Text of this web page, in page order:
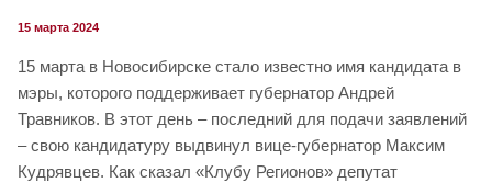
15 марта 2024
15 марта в Новосибирске стало известно имя кандидата в
мэры, которого поддерживает губернатор Андрей
Травников. В этот день – последний для подачи заявлений
– свою кандидатуру выдвинул вице-губернатор Максим
Кудрявцев. Как сказал «Клубу Регионов» депутат